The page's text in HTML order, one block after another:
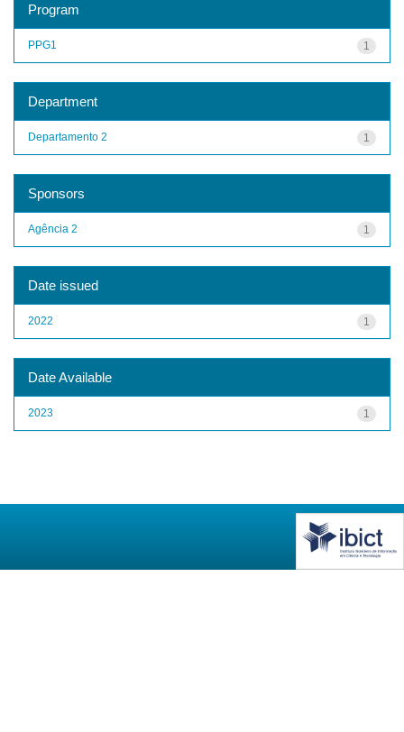
Program
1
PPG1
Department
1
Departamento 2
Sponsors
1
Agência 2
Date issued
1
2022
Date Available
1
2023